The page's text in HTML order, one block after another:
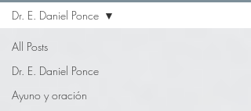
All Posts
Dr. E. Daniel Ponce
Ayuno y oración
Dr. E. Daniel Ponce